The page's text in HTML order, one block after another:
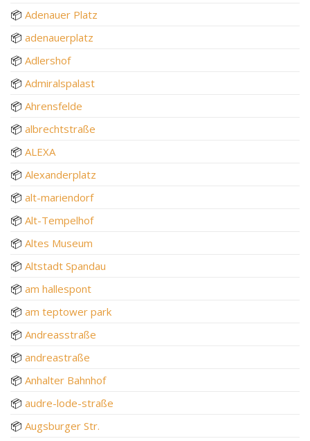
📦 Adenauer Platz
📦 adenauerplatz
📦 Adlershof
📦 Admiralspalast
📦 Ahrensfelde
📦 albrechtstraße
📦 ALEXA
📦 Alexanderplatz
📦 alt-mariendorf
📦 Alt-Tempelhof
📦 Altes Museum
📦 Altstadt Spandau
📦 am hallespont
📦 am teptower park
📦 Andreasstraße
📦 andreastraße
📦 Anhalter Bahnhof
📦 audre-lode-straße
📦 Augsburger Str.